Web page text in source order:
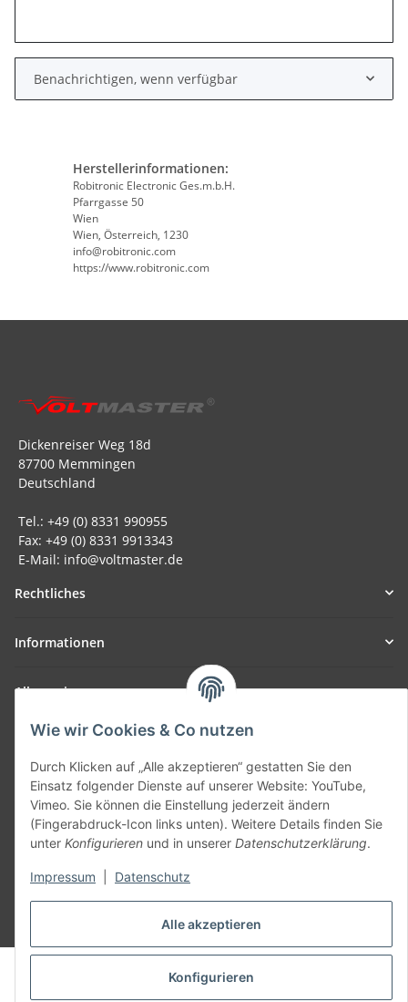
Alle akzeptieren
Konfigurieren
Wie wir Cookies & Co nutzen
Durch Klicken auf „Alle akzeptieren“ gestatten Sie den
Einsatz folgender Dienste auf unserer Website: YouTube,
Vimeo. Sie können die Einstellung jederzeit ändern
(Fingerabdruck-Icon links unten). Weitere Details finden Sie
unter Konfigurieren und in unserer Datenschutzerklärung.
Impressum Datenschutz
Benachrichtigen, wenn verfügbar
Herstellerinformationen:
Robitronic Electronic Ges.m.b.H.
Pfarrgasse 50
Wien
Wien, Österreich, 1230
info@robitronic.com
https://www.robitronic.com
Dickenreiser Weg 18d
87700 Memmingen
Deutschland
Tel.: +49 (0) 8331 990955
Fax: +49 (0) 8331 9913343
E-Mail: info@voltmaster.de
Rechtliches
Informationen
Allgemein
Teil unseres Netzwerks:
SmoliTec - Safety. Simplified. Worldwide. ( B2B Shop )
Vertrag widerrufen
* Alle Preise inkl. gesetzlicher USt., zzgl.Versand
© voltmaster.de
Powered byJTL-Shop